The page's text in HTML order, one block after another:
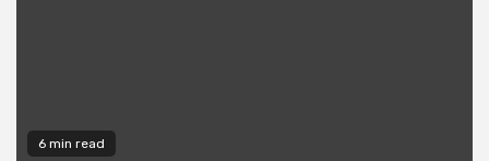
6 min read